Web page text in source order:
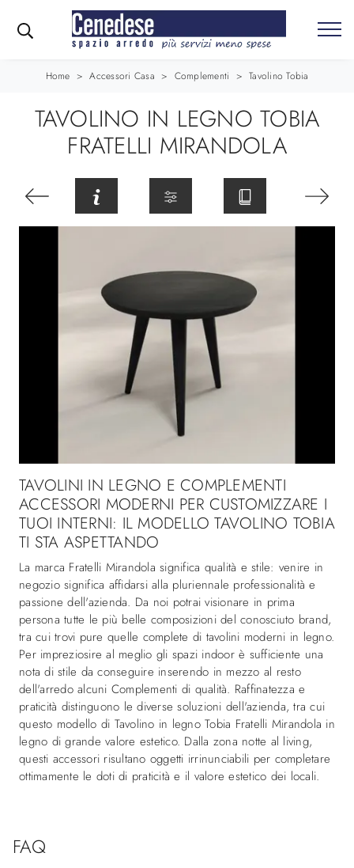
Home > Accessori Casa > Complementi > Tavolino Tobia
TAVOLINO IN LEGNO TOBIA
FRATELLI MIRANDOLA
TAVOLINI IN LEGNO E COMPLEMENTI
ACCESSORI MODERNI PER CUSTOMIZZARE I
TUOI INTERNI: IL MODELLO TAVOLINO TOBIA
TI STA ASPETTANDO
La marca Fratelli Mirandola significa qualità e stile: venire in
negozio significa affidarsi alla pluriennale professionalità e
passione dell'azienda. Da noi potrai visionare in prima
persona tutte le più belle composizioni del conosciuto brand,
tra cui trovi pure quelle complete di tavolini moderni in legno.
Per impreziosire al meglio gli spazi indoor è sufficiente una
nota di stile da conseguire inserendo in mezzo al resto
dell'arredo alcuni Complementi di qualità. Raffinatezza e
praticità distinguono le diverse soluzioni dell'azienda, tra cui
questo modello di Tavolino in legno Tobia Fratelli Mirandola in
legno di grande valore estetico. Dalla zona notte al living,
questi accessori risultano oggetti irrinunciabili per completare
ottimamente le doti di praticità e il valore estetico dei locali.
FAQ